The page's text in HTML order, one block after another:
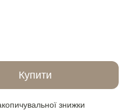
Купити
знижки